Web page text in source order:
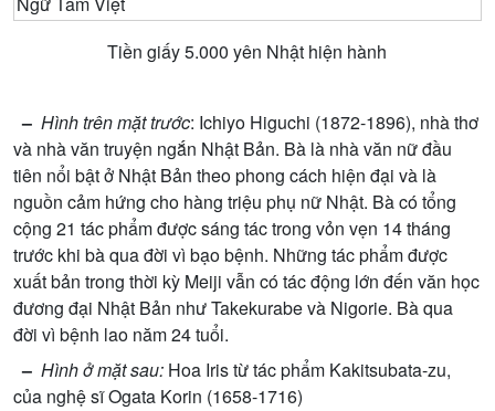
Tiền giấy 5.000 yên Nhật hiện hành
– Hình trên mặt trước: Ichiyo Higuchi (1872-1896), nhà thơ
và nhà văn truyện ngắn Nhật Bản. Bà là nhà văn nữđầu
tiên nổi bậtở Nhật Bản theo phong cách hiện đại và là
nguồn cảm hứng cho hàng triệu phụ nữ Nhật. Bà có tổng
cộng 21 tác phẩm được sáng tác trong vỏn vẹn 14 tháng
trước khi bà qua đời vì bạo bệnh. Những tác phẩm được
xuất bản trong thời kỳ Meiji vẫn có tác động lớn đến văn học
đương đại Nhật Bản nhưTakekurabe và Nigorie. Bà qua
đời vì bệnh lao năm 24 tuổi.
– Hìnhởmặt sau: Hoa Iris từtác phẩm Kakitsubata-zu,
của nghệsĩ Ogata Korin (1658-1716)